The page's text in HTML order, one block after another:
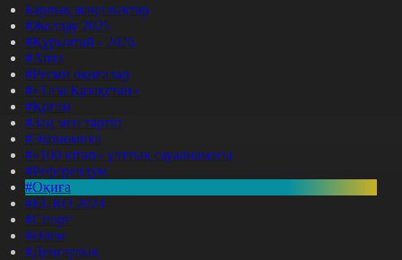
Барлық жаңалықтар
#Жолдау 2025
#Құрылтай - 2026
#Апта
#Ресми оқиғалар
#«Таза Қазақстан»
#Қоғам
#Заң мен тәртіп
#Экономика
#«100 кітап» ұлттық сауалнамасы
#Референдум
#Оқиға
#EURO 2024
#Спорт
#Әлем
#Денсаулық